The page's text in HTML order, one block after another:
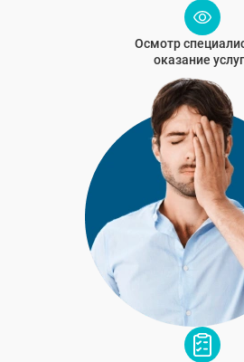
Осмотр
оказание
Краснозаводск
Белоозёрский
Высоковск